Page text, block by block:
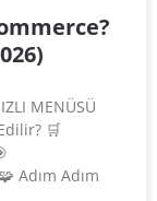
MENÜSÜ
🛒
Adım Adım